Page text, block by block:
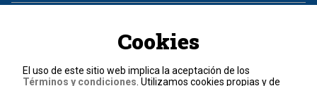
Política de cookies
Términos y condiciones
Cookies
El uso de este sitio web implica la aceptación de los
Términos y condiciones . Utilizamos cookies propias y de